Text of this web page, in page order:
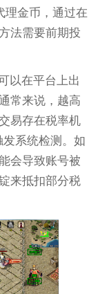
理金币，通过在
法需要前期投
以在平台上出
常来说，越高
易存在税率机
系统检测。如
会导致账号被
来抵扣部分税